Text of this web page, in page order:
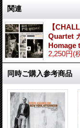
関連
【
Quartet
Homage
2,250円(
同時ご購入参考商品